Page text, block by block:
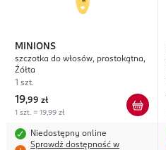
MINIONS
szczotka do włosów, prostokątna,
Żółta
1 szt.
19,99 zł
1 szt. = 19,99 zł
Niedostępny online
Sprawdź dostępność w